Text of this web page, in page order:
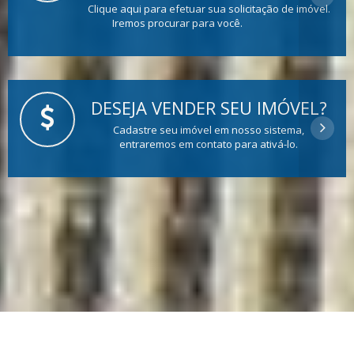
Clique aqui para efetuar sua solicitação de imóvel.
Iremos procurar para você.
DESEJA VENDER SEU IMÓVEL?
Cadastre seu imóvel em nosso sistema,
entraremos em contato para ativá-lo.